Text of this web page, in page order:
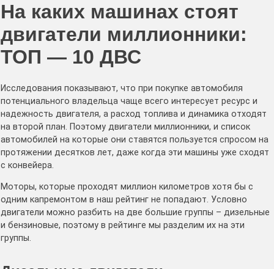
На каких машинах стоят
двигатели миллионники:
ТОП — 10 ДВС
Исследования показывают, что при покупке автомобиля
потенциального владельца чаще всего интересует ресурс и
надежность двигателя, а расход топлива и динамика отходят
на второй план. Поэтому двигатели миллионники, и список
автомобилей на которые они ставятся пользуется спросом на
протяжении десятков лет, даже когда эти машины уже сходят
с конвейера.
Моторы, которые проходят миллион километров хотя бы с
одним капремонтом в наш рейтинг не попадают. Условно
двигатели можно разбить на две большие группы – дизельные
и бензиновые, поэтому в рейтинге мы разделим их на эти
группы.